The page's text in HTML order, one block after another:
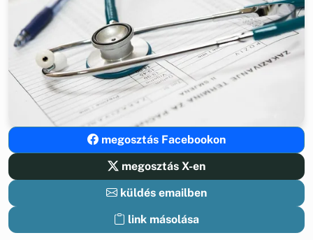
megosztás Facebookon
megosztás X-en
küldés emailben
link másolása